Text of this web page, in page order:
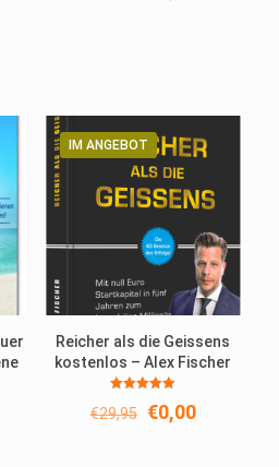
IM ANGEBOT
Reicher als die Geissens
kostenlos – Alex Fischer
mit
€29,95 Ursprünglicher
€0,00Aktueller